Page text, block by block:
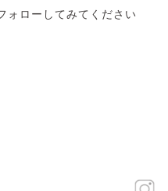
ォローしてみてください